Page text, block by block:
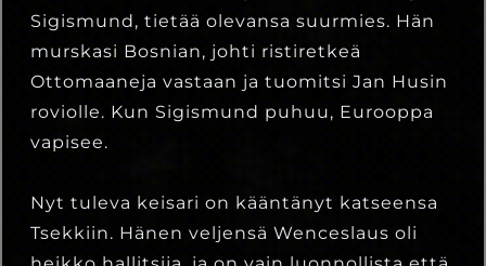
Sigismund, tietää olevansa suurmies. Hän
murskasi Bosnian, johti ristiretkeä
Ottomaaneja vastaan ja tuomitsi Jan Husin
roviolle. Kun Sigismund puhuu, Eurooppa
vapisee.
Nyt tuleva keisari on kääntänyt katseensa
Tsekkiin. Hänen veljensä Wenceslaus oli